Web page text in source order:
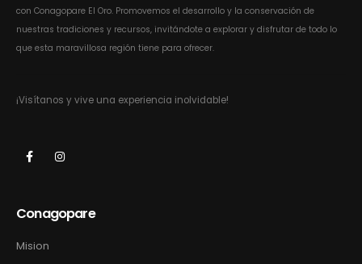
con Conagopare El Oro. Promovemos el desarrollo y la conservación de
nuestras tradiciones y recursos, invitándote a explorar y disfrutar de todo lo
que esta maravillosa región tiene para ofrecer.
¡Visítanos y vive una experiencia inolvidable!
Conagopare
Mision